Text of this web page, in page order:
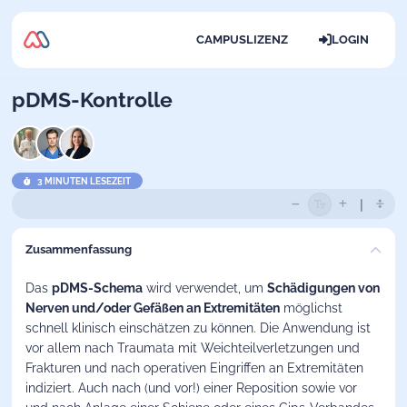
CAMPUSLIZENZ LOGIN
pDMS-Kontrolle
3 MINUTEN LESEZEIT
Zusammenfassung
Das pDMS-Schemawird verwendet, um Schädigungen von
Nerven und/oder Gefäßen an Extremitätenmöglichst
schnell klinisch einschätzen zu können. Die Anwendung ist
vor allem nach Traumata mit Weichteilverletzungen und
Frakturen und nach operativen Eingriffen an Extremitäten
indiziert. Auch nach (und vor!) einer Reposition sowie vor